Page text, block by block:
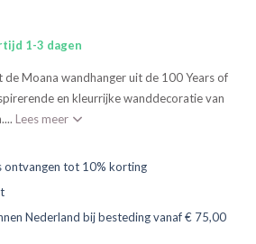
1-3 dagen
Moana wandhanger uit de 100 Years of
en kleurrijke wanddecoratie van
Lees meer
ontvangen tot 10% korting
Nederland bij besteding vanaf € 75,00